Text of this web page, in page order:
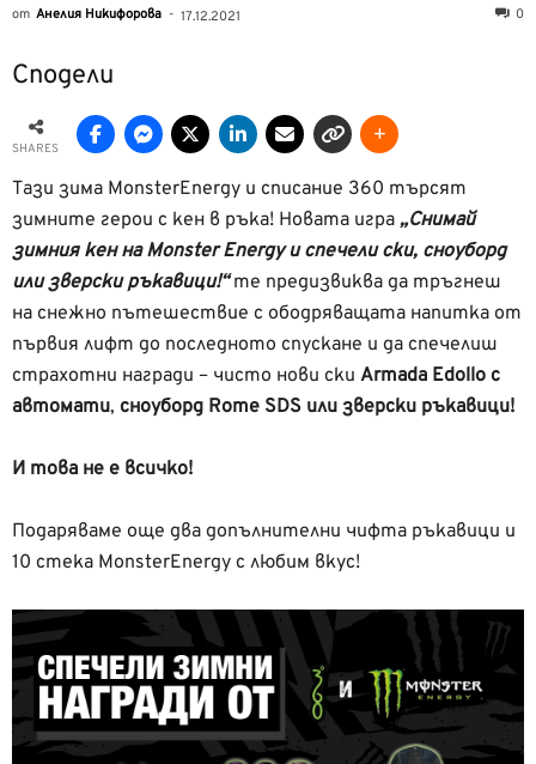
от Анелия Никифорова - 17.12.2021 0
Сподели
SHARES
Тази зима МоnsterEnergy и списание 360 търсят
зимните герои с кен в ръка! Новата игра „Снимай
зимния кен на Monster Energy и спечели ски, сноуборд
или зверски ръкавици!“ те предизвиква да тръгнеш
на снежно пътешествие с ободряващата напитка от
първия лифт до последното спускане и да спечелиш
страхотни награди – чисто нови ски Armada Edollo с
автомати, сноуборд Rome SDS или зверски ръкавици!
И това не е всичко!
Подаряваме още два допълнителни чифта ръкавици и
10 стека MonsterEnergy с любим вкус!